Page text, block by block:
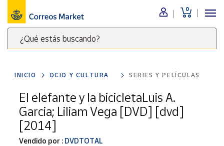
0
¿Qué estás buscando?
clave
para
buscar
productos
Correos
Menú
Nuestro
catálogo
Alimentación
Bebidas
Ocio y cultura
Juguetes y
juegos
INICIO OCIO Y CULTURA SERIES Y PELÍCULAS
El elefante y la bicicletaLuis A.
Garcia; Liliam Vega [DVD] [dvd]
[2014]
Vendido por : DVDTOTAL